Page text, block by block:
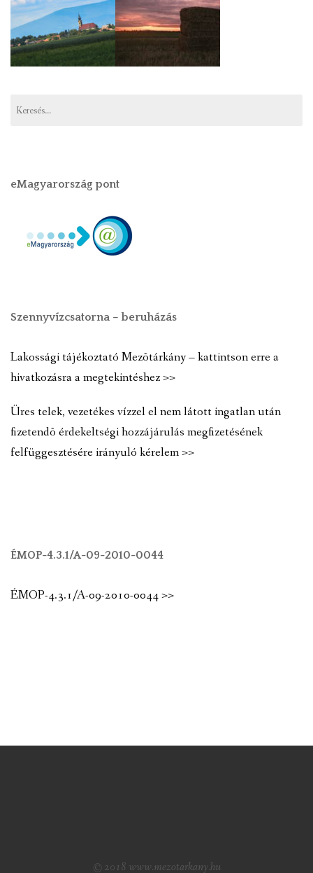
eMagyarország pont
Szennyvízcsatorna – beruházás
Lakossági tájékoztató Mezõtárkány – kattintson erre a
hivatkozásra a megtekintéshez >>
Üres telek, vezetékes vízzel el nem látott ingatlan után
fizetendõ érdekeltségi hozzájárulás megfizetésének
felfüggesztésére irányuló kérelem >>
ÉMOP-4.3.1/A-09-2010-0044
ÉMOP-4.3.1/A-09-2010-0044 >>
© 2018 www.mezotarkany.hu